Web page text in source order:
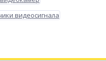
видеосигнала